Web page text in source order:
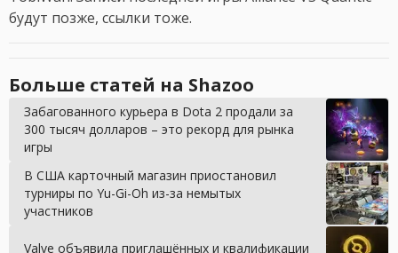
будут позже, ссылки тоже.
Больше статей на Shazoo
Забагованного курьера в Dota 2 продали за
300 тысяч долларов – это рекорд для рынка
игры
В США карточный магазин приостановил
турниры по Yu-Gi-Oh из-за немытых
участников
Valve объявила приглашённых и квалификации